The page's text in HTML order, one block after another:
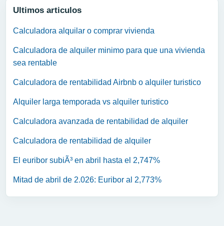
Ultimos articulos
Calculadora alquilar o comprar vivienda
Calculadora de alquiler minimo para que una vivienda
sea rentable
Calculadora de rentabilidad Airbnb o alquiler turistico
Alquiler larga temporada vs alquiler turistico
Calculadora avanzada de rentabilidad de alquiler
Calculadora de rentabilidad de alquiler
El euribor subiÃ³ en abril hasta el 2,747%
Mitad de abril de 2.026: Euribor al 2,773%